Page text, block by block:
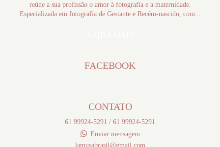
reúne a sua profissão o amor à fotografia e a maternidade.
Especializada em fotografia de Gestante e Recém-nascido, com...
FACEBOOK
CONTATO
61 99924-5291 / 61 99924-5291
Enviar mensagem
lamusabrasil@gmail.com